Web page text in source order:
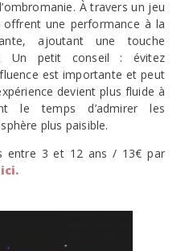
À travers un jeu
offrent une performance à la
ajoutant une touche
Un petit conseil : évitez
est importante et peut
devient plus fluide à
le temps d’admirer les
plus paisible.
entre 3 et 12 ans / 13€ par
ici.